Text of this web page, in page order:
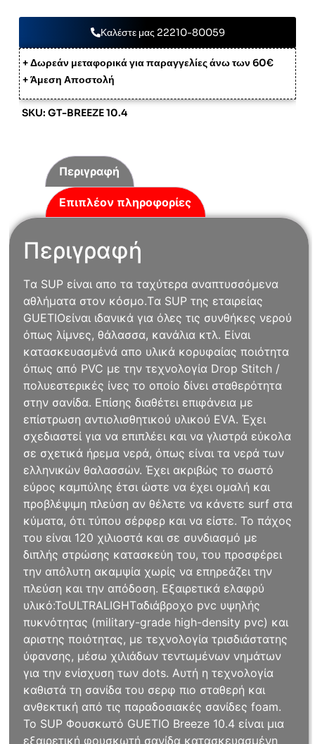
Καλέστε μας 22210-80059
+ Δωρεάν μεταφορικά για παραγγελίες άνω των 60€
+ Άμεση Αποστολή
SKU: GT-BREEZE 10.4
Περιγραφή
Επιπλέον πληροφορίες
Περιγραφή
Tα SUP είναι απο τα ταχύτερα αναπτυσσόμενα
αθλήματα στον κόσμο.Tα SUP της εταιρείας
GUETIOείναι ιδανικά για όλες τις συνθήκες νερού
όπως λίμνες, θάλασσα, κανάλια κτλ. Είναι
κατασκευασμένά απο υλικά κορυφαίας ποιότητα
όπως από PVC με την τεχνολογία Drop Stitch /
πολυεστερικές ίνες το οποίο δίνει σταθερότητα
στην σανίδα. Επίσης διαθέτει επιφάνεια με
επίστρωση αντιολισθητικού υλικού EVA. Έχει
σχεδιαστεί για να επιπλέει και να γλιστρά εύκολα
σε σχετικά ήρεμα νερά, όπως είναι τα νερά των
ελληνικών θαλασσών. Έχει ακριβώς το σωστό
εύρος καμπύλης έτσι ώστε να έχει ομαλή και
προβλέψιμη πλεύση αν θέλετε να κάνετε surf στα
κύματα, ότι τύπου σέρφερ και να είστε. Το πάχος
του είναι 120 χιλιοστά και σε συνδιασμό με
διπλής στρώσης κατασκεύη του, του προσφέρει
την απόλυτη ακαμψία χωρίς να επηρεάζει την
πλεύση και την απόδοση. Εξαιρετικά ελαφρύ
υλικό:ΤοULTRALIGHTαδιάβροχο pvc υψηλής
πυκνότητας (military-grade high-density pvc) και
αριστης ποιότητας, με τεχνολογία τρισδιάστατης
ύφανσης, μέσω χιλιάδων τεντωμένων νημάτων
για την ενίσχυση των dots. Αυτή η τεχνολογία
καθιστά τη σανίδα του σερφ πιο σταθερή και
ανθεκτική από τις παραδοσιακές σανίδες foam.
Το SUP Φουσκωτό GUETIO Breeze 10.4 είναι μια
εξαιρετική φουσκωτή σανίδα κατασκευασμένη